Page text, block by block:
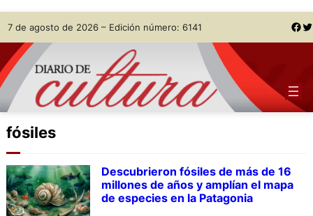
Skip
to
content
7 de agosto de 2026 – Edición número: 6141 Facebook Twitter
fósiles
Descubrieron fósiles de más de 16
millones de años y amplían el mapa
de especies en la Patagonia